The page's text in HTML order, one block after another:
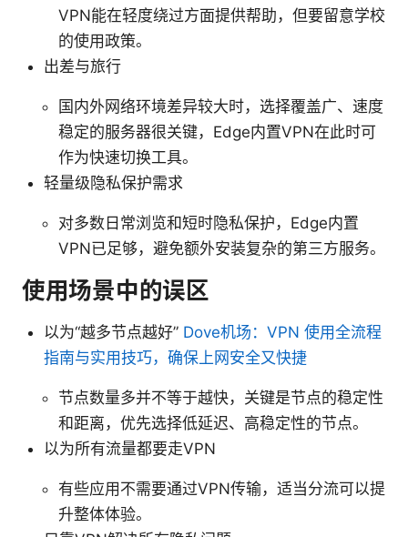
VPN能在轻度绕过方面提供帮助，但要留意学校
的使用政策。
出差与旅行
国内外网络环境差异较大时，选择覆盖广、速度
稳定的服务器很关键，Edge内置VPN在此时可
作为快速切换工具。
轻量级隐私保护需求
对多数日常浏览和短时隐私保护，Edge内置
VPN已足够，避免额外安装复杂的第三方服务。
使用场景中的误区
以为“越多节点越好” Dove机场：VPN 使用全流程
指南与实用技巧，确保上网安全又快捷
节点数量多并不等于越快，关键是节点的稳定性
和距离，优先选择低延迟、高稳定性的节点。
以为所有流量都要走VPN
有些应用不需要通过VPN传输，适当分流可以提
升整体体验。